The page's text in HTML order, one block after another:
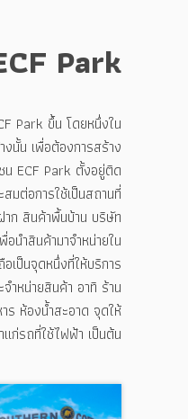
Park
Park ขึ้น โดยหนึ่งใน
นั้น เพื่อต้องการสร้าง
น ECF Park ตั้งอยู่ติด
มต่อการใช้เป็นสถานที่
าก สินค้าพื้นบ้าน บริษัท
อนำสินค้ามาจำหน่ายใน
เป็นจุดหนึ่งที่ให้บริการ
ำหน่ายสินค้า อาทิ ร้าน
ร ห้องน้ำสะอาด จุดให้
ก่รถที่ใช้ไฟฟ้า เป็นต้น